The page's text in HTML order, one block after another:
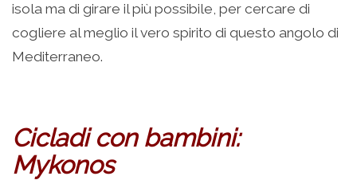
isola ma di girare il più possibile, per cercare di
cogliere al meglio il vero spirito di questo angolo di
Mediterraneo.
Cicladi con bambini:
Mykonos